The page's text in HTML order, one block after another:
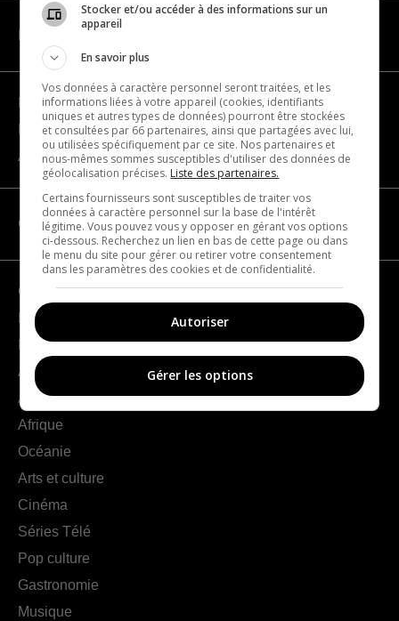
NAVIGATION
Devenir partenaire
Nous joindre
À propos
CATÉGORIES
Géographie
France
Europe
Amériques
Asie
Afrique
Océanie
Arts et culture
Cinéma
Séries Télé
Pop culture
Gastronomie
Musique
Stocker et/ou accéder à des informations sur un
appareil
En savoir plus
Vos données à caractère personnel seront traitées, et les
informations liées à votre appareil (cookies, identifiants
uniques et autres types de données) pourront être stockées
et consultées par 66 partenaires, ainsi que partagées avec lui,
ou utilisées spécifiquement par ce site. Nos partenaires et
nous-mêmes sommes susceptibles d'utiliser des données de
géolocalisation précises. Liste des partenaires.
Certains fournisseurs sont susceptibles de traiter vos
données à caractère personnel sur la base de l'intérêt
légitime. Vous pouvez vous y opposer en gérant vos options
ci-dessous. Recherchez un lien en bas de cette page ou dans
le menu du site pour gérer ou retirer votre consentement
dans les paramètres des cookies et de confidentialité.
Autoriser
Gérer les options